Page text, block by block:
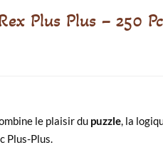
Plus Plus – 250
le plaisir du puzzle, la
Plus-Plus.